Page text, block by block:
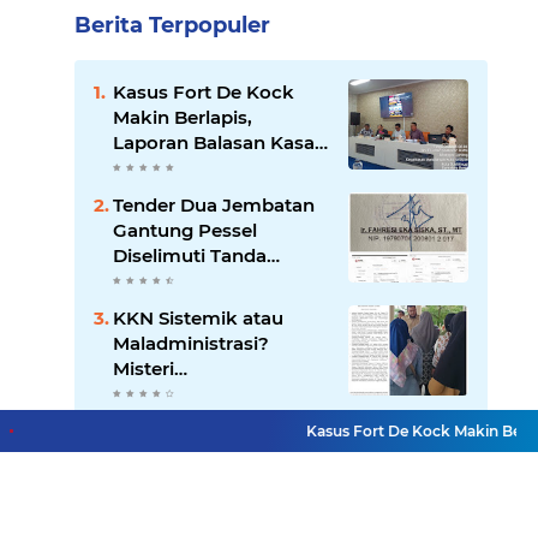
Berita Terpopuler
Kasus Fort De Kock
Makin Berlapis,
Laporan Balasan Kasat
Pol PP Disorot: Upaya
Penegakan Hukum
atau Pengalihan Isu?
Tender Dua Jembatan
Gantung Pessel
Diselimuti Tanda
Tanya, Gangguan
Sistem atau Permainan
di Balik Layar?
KKN Sistemik atau
Maladministrasi?
Misteri
"Dikorbankannya" SDN
Transparansi Pemkot
Mendedikasikan Kasih,
Menguatkan Negeri:
Kasus Fort De Kock Makin